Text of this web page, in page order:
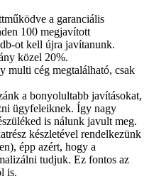
a garanciális
100 megjavított
ot kell újra javítanunk.
közel 20%.
multi cég megtalálható, csak
a bonyolultabb javításokat,
ügyfeleiknek. Így nagy
is nálunk javult meg.
készletével rendelkezünk
épp azért, hogy a
tudjuk. Ez fontos az
is.